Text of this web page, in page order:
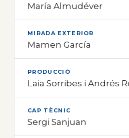
María Almudéver
MIRADA EXTERIOR
Mamen García
PRODUCCIÓ
Laia Sorribes i Andrés
CAP TÈCNIC
Sergi Sanjuan